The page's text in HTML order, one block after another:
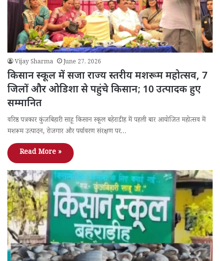
Vijay Sharma June 27, 2026
किसान स्कूल में सजा राज्य स्तरीय मशरूम महोत्सव, 7
जिलों और ओडिशा से पहुंचे किसान; 10 उत्पादक हुए
सम्मानित
वरिष्ठ पत्रकार कुंजबिहारी साहू किसान स्कूल बहेराडीह में पहली बार आयोजित महोत्सव में
मशरूम उत्पादन, रोजगार और पर्यावरण संरक्षण पर…
Read More »